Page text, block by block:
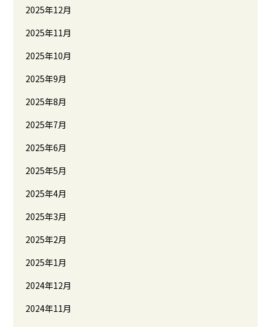
2025年12月
2025年11月
2025年10月
2025年9月
2025年8月
2025年7月
2025年6月
2025年5月
2025年4月
2025年3月
2025年2月
2025年1月
2024年12月
2024年11月